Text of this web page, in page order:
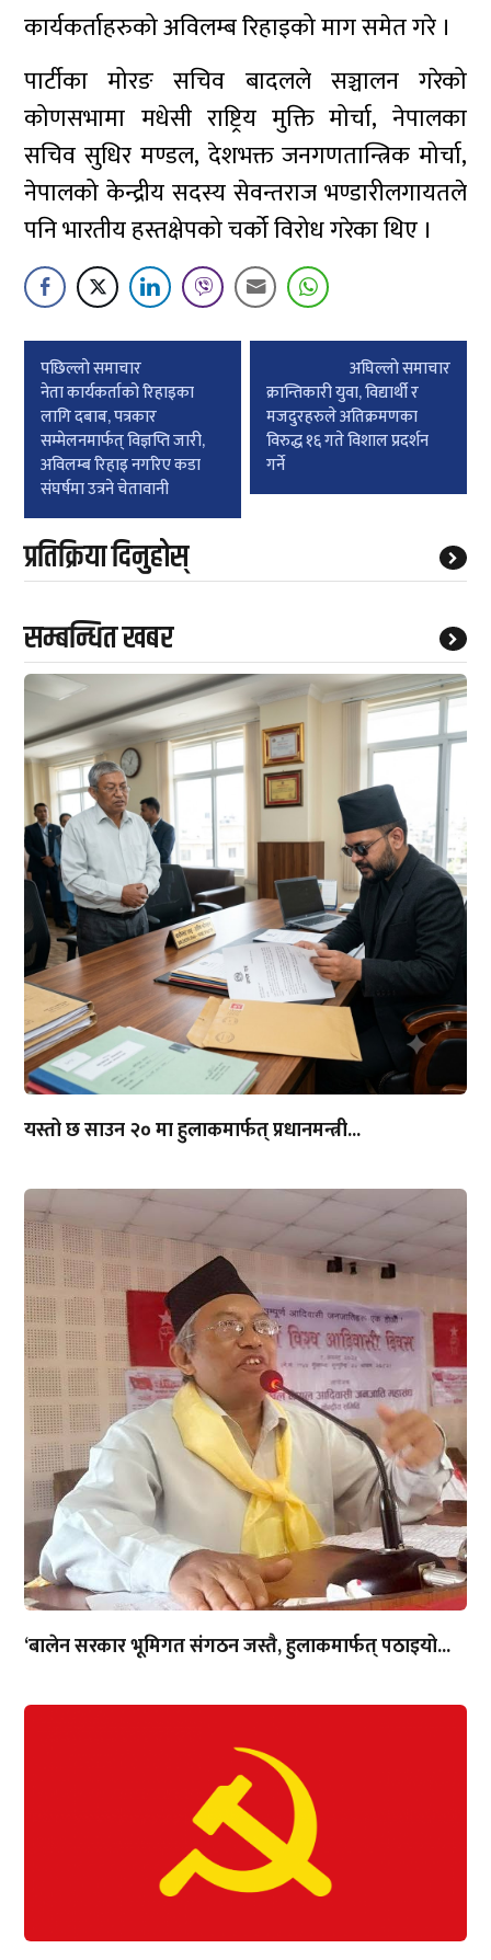
कार्यकर्ताहरुको अविलम्ब रिहाइको माग समेत गरे ।
पार्टीका मोरङ सचिव बादलले सञ्चालन गरेको
कोणसभामा मधेसी राष्ट्रिय मुक्ति मोर्चा, नेपालका
सचिव सुधिर मण्डल, देशभक्त जनगणतान्त्रिक मोर्चा,
नेपालको केन्द्रीय सदस्य सेवन्तराज भण्डारीलगायतले
पनि भारतीय हस्तक्षेपको चर्को विरोध गरेका थिए ।
Post
navigation
पछिल्लाे समाचार
नेता कार्यकर्ताको रिहाइका
लागि दबाब, पत्रकार
सम्मेलनमार्फत् विज्ञप्ति जारी,
अविलम्ब रिहाइ नगरिए कडा
संघर्षमा उत्रने चेतावानी
अघिल्लाे समाचार
क्रान्तिकारी युवा, विद्यार्थी र
मजदुरहरुले अतिक्रमणका
विरुद्ध १६ गते विशाल प्रदर्शन
गर्ने
प्रतिक्रिया दिनुहोस्
सम्बन्धित खबर
यस्तो छ साउन २० मा हुलाकमार्फत् प्रधानमन्त्री...
‘बालेन सरकार भूमिगत संगठन जस्तै, हुलाकमार्फत् पठाइयो...